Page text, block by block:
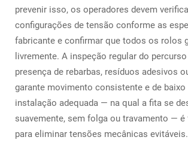
prevenir isso, os operadores devem
configurações de tensão conforme as
fabricante e confirmar que todos os rolos
livremente. A inspeção regular do
presença de rebarbas, resíduos adesivos
garante movimento consistente e de
instalação adequada — na qual a fita se
suavemente, sem folga ou travamento — é
para eliminar tensões mecânicas evitáveis.